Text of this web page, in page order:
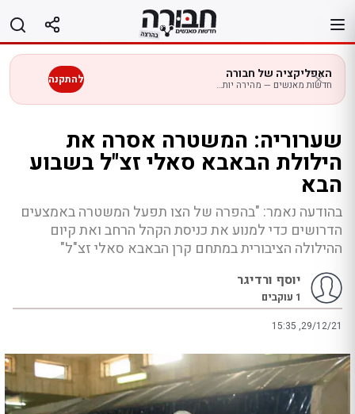
לתוכן
האפליקציה של חבורה
חדשות מאנשים — מהירה יותר בנייד להתקנה
שערוריה: המשטרה אסרה את
הילולת הבאבא סאלי זצ"ל בשבוע
הבא
בהודעה נאמר: "בהפרה של הצו תפעל המשטרה באמצעים
הדרושים כדי למנוע את כניסת הקהל הרחב ואת קיום
ההילולה הציבורית במתחם קרן הבאבא סאלי זצ"ל"
יוסף ורדיגר
1 עוקבים
15:35 ,29/12/21